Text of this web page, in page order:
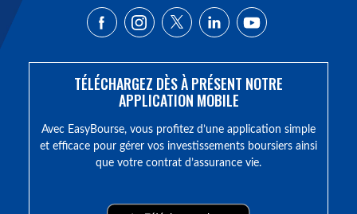
TÉLÉCHARGEZ DÈS À PRÉSENT NOTRE
APPLICATION MOBILE
Avec EasyBourse, vous profitez d’une application simple
et efficace pour gérer vos investissements boursiers ainsi
que votre contrat d’assurance vie.